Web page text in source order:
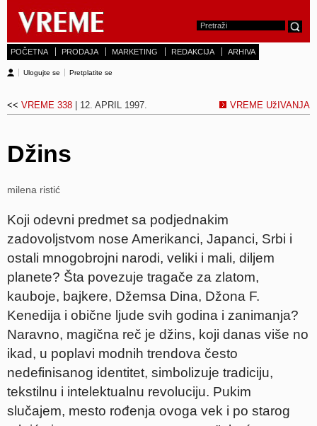
POČETNA PRODAJA MARKETING REDAKCIJA ARHIVA
Ulogujte se Pretplatite se
<< VREME 338 | 12. APRIL 1997. VREME UžIVANJA
Džins
milena ristić
Koji odevni predmet sa podjednakim
zadovoljstvom nose Amerikanci, Japanci, Srbi i
ostali mnogobrojni narodi, veliki i mali, diljem
planete? Šta povezuje tragače za zlatom,
kauboje, bajkere, Džemsa Dina, Džona F.
Kenedija i obične ljude svih godina i zanimanja?
Naravno, magična reč je džins, koji danas više no
ikad, u poplavi modnih trendova često
nedefinisanog identitet, simbolizuje tradiciju,
tekstilnu i intelektualnu revoluciju. Pukim
slučajem, mesto rođenja ovoga vek i po starog